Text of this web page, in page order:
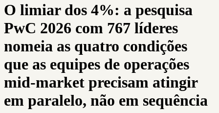
O limiar dos 4%: a pesquisa
PwC 2026 com 767 líderes
nomeia as quatro condições
que as equipes de operações
mid-market precisam atingir
em paralelo, não em sequência